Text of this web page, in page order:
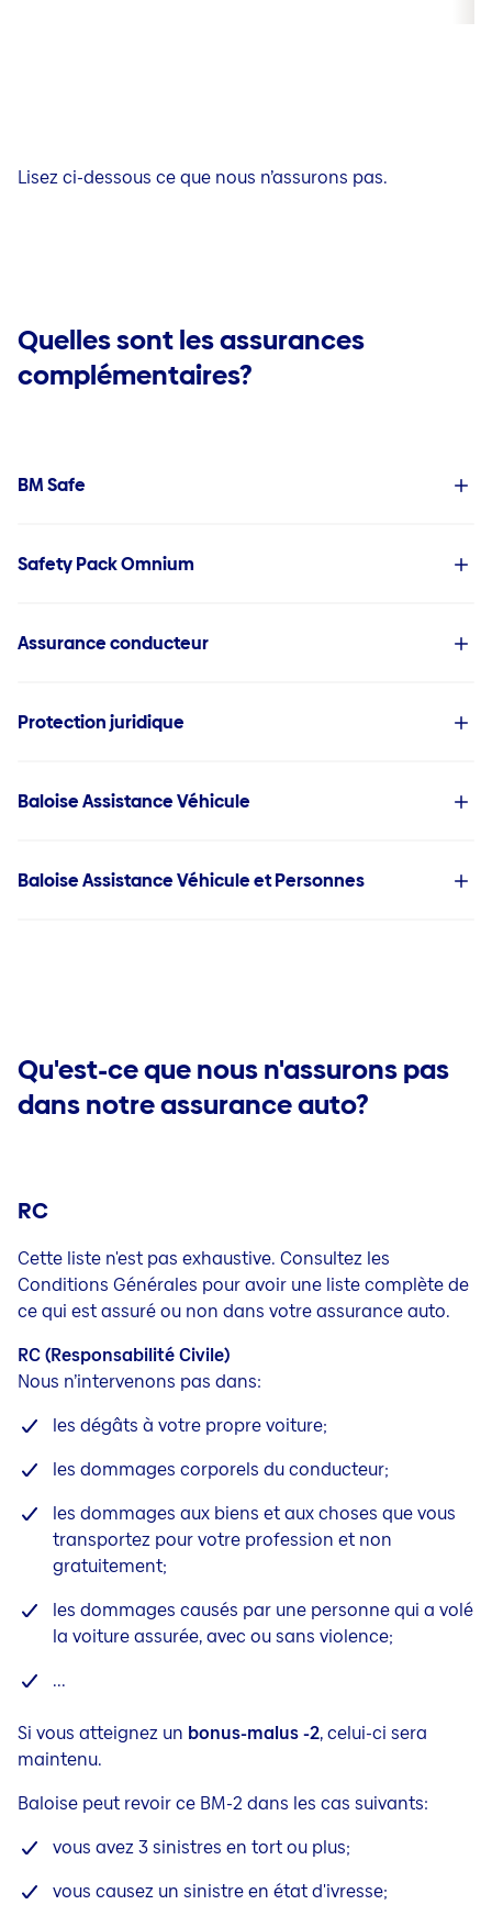
Lisez ci-dessous ce que nous n’assurons pas.
Quelles sont les assurances
complémentaires?
BM Safe
Safety Pack Omnium
Assurance conducteur
Protection juridique
Baloise Assistance Véhicule
Baloise Assistance Véhicule et Personnes
Qu'est-ce que nous n'assurons pas
dans notre assurance auto?
RC
Cette liste n'est pas exhaustive. Consultez les
Conditions Générales pour avoir une liste complète de
ce qui est assuré ou non dans votre assurance auto.
RC (Responsabilité Civile)
Nous n’intervenons pas dans:
les dégâts à votre propre voiture;
les dommages corporels du conducteur;
les dommages aux biens et aux choses que vous
transportez pour votre profession et non
gratuitement;
les dommages causés par une personne qui a volé
la voiture assurée, avec ou sans violence;
...
​​​​Si vous atteignez un bonus-malus -2, celui-ci sera
maintenu.
Baloise peut revoir ce BM-2 dans les cas suivants:
vous avez 3 sinistres en tort ou plus;
vous causez un sinistre en état d'ivresse;